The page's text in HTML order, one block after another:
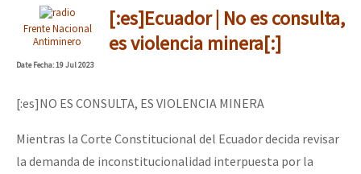
Frente Nacional
Antiminero
[:es]Ecuador | No es consulta,
es violencia minera[:]
DateFecha: 19 Jul 2023
[:es]NO ES CONSULTA, ES VIOLENCIA MINERA
Mientras la Corte Constitucional del Ecuador decida revisar
la demanda de inconstitucionalidad interpuesta por la